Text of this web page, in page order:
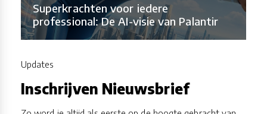
Superkrachten voor iedere
professional: De AI-visie van Palantir
Updates
Inschrijven Nieuwsbrief